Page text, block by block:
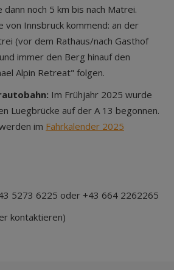
noch 5 km bis nach Matrei.
von Innsbruck kommend: an der
(vor dem Rathaus/nach Gasthof
immer den Berg hinauf den
Alpin Retreat" folgen.
Im Frühjahr 2025 wurde
Luegbrücke auf der A 13 begonnen.
im Fahrkalender 2025
5273 6225 oder +43 664 2262265
kontaktieren)